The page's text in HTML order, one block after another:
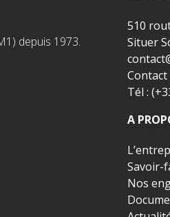
depuis 1973.
510
Situer
Tél :
A
Savoir-
Nos